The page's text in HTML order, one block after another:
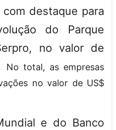
destaque para
do Parque
no valor de
No total, as empresas
no valor de US$
e do Banco